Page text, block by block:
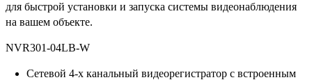
для быстрой установки и запуска системы видеонаблюдения
на вашем объекте.
NVR301-04LB-W
Сетевой 4-х канальный видеорегистратор с встроенным